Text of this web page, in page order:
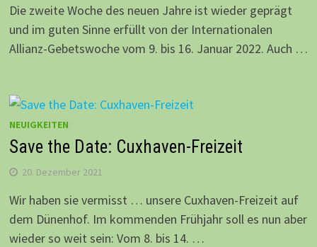
Die zweite Woche des neuen Jahre ist wieder geprägt
und im guten Sinne erfüllt von der Internationalen
Allianz-Gebetswoche vom 9. bis 16. Januar 2022. Auch …
NEUIGKEITEN
Save the Date: Cuxhaven-Freizeit
20. Dezember 2021
Wir haben sie vermisst … unsere Cuxhaven-Freizeit auf
dem Dünenhof. Im kommenden Frühjahr soll es nun aber
wieder so weit sein: Vom 8. bis 14. …